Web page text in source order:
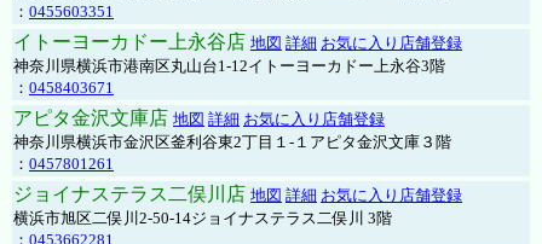
： 0455603351
イトーヨーカドー上永谷店 地図 詳細 お気に入り店舗登録
神奈川県横浜市港南区丸山台1-12イトーヨーカドー上永谷3階
： 0458403671
アピタ金沢文庫店 地図 詳細 お気に入り店舗登録
神奈川県横浜市金沢区釜利谷東2丁目１-１アピタ金沢文庫３階
： 0457801261
ジョイナステラス二俣川店 地図 詳細 お気に入り店舗登録
横浜市旭区二俣川2-50-14ジョイナステラス二俣川 3階
： 0453662281